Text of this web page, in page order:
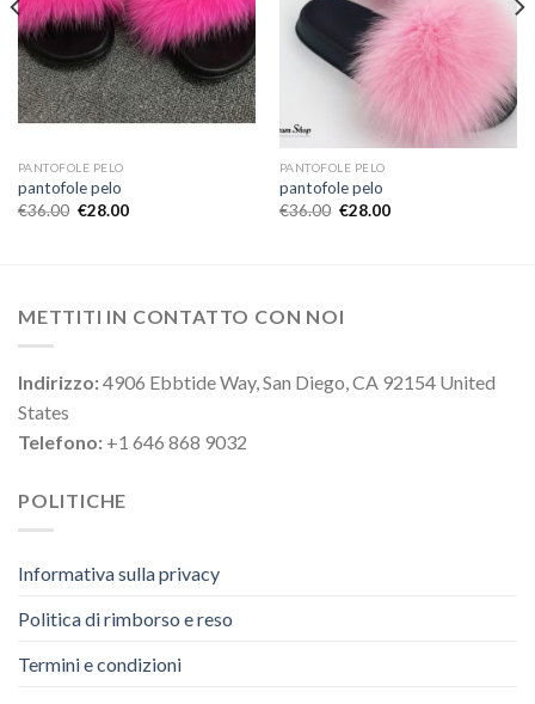
PANTOFOLE PELO
pantofole pelo
€36.00 €28.00
PANTOFOLE PELO
pantofole pelo
€36.00 €28.00
METTITI IN CONTATTO CON NOI
Indirizzo:4906 Ebbtide Way, San Diego, CA 92154 United
States
Telefono: +1 646 868 9032
POLITICHE
Informativa sulla privacy
Politica di rimborso e reso
Termini e condizioni